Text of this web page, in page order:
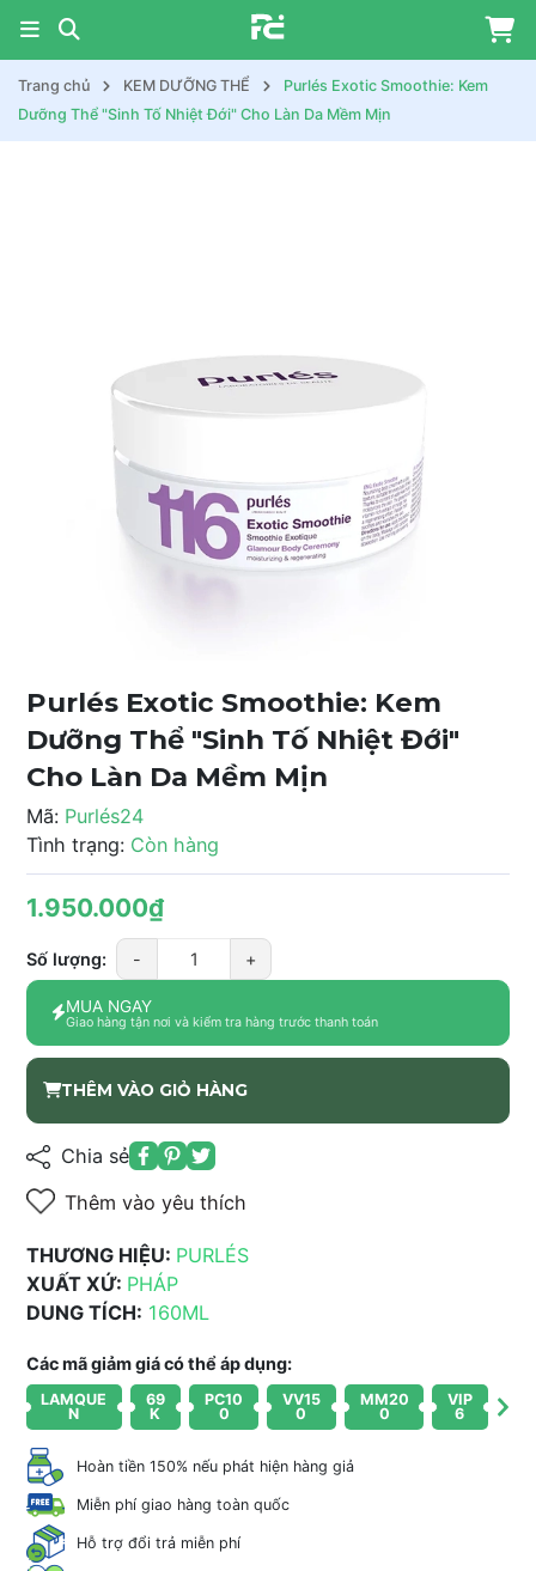
Trang chủ KEM DƯỠNG THỂ
Purlés Exotic Smoothie: Kem
Dưỡng Thể "Sinh Tố Nhiệt Đới" Cho Làn Da Mềm Mịn
Purlés Exotic Smoothie: Kem
Dưỡng Thể "Sinh Tố Nhiệt Đới"
Cho Làn Da Mềm Mịn
Mã: Purlés24
Tình trạng: Còn hàng
1.950.000₫
Số lượng: - +
MUA NGAY
Giao hàng tận nơi và kiểm tra hàng trước thanh toán
THÊM VÀO GIỎ HÀNG
Chia sẻ
Thêm vào yêu thích
THƯƠNG HIỆU: PURLÉS
XUẤT XỨ: PHÁP
DUNG TÍCH: 160ML
Các mã giảm giá có thể áp dụng:
LAMQUE
N
69
K
PC10
0
VV15
0
MM20
0
VIP
6
Hoàn tiền 150% nếu phát hiện hàng giả
Miễn phí giao hàng toàn quốc
Hỗ trợ đổi trả miễn phí